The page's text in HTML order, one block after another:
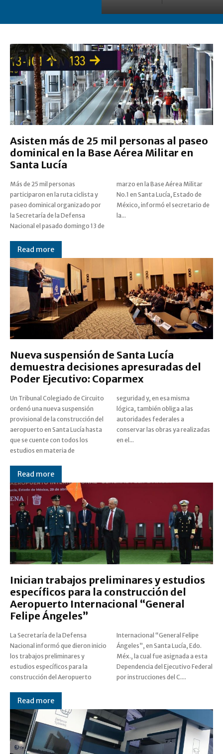
Asisten más de 25 mil personas al paseo
dominical en la Base Aérea Militar en
Santa Lucía
Más de 25 mil personas
participaron en la ruta ciclista y
paseo dominical organizado por
la Secretaría de la Defensa
Nacional el pasado domingo 13 de
marzo en la Base Aérea Militar
No.1 en Santa Lucía, Estado de
México, informó el secretario de
la...
Read more
Nueva suspensión de Santa Lucía
demuestra decisiones apresuradas del
Poder Ejecutivo: Coparmex
Un Tribunal Colegiado de Circuito
ordenó una nueva suspensión
provisional de la construcción del
aeropuerto en Santa Lucía hasta
que se cuente con todos los
estudios en materia de
seguridad y, en esa misma
lógica, también obliga a las
autoridades federales a
conservar las obras ya realizadas
en el...
Read more
Inician trabajos preliminares y estudios
específicos para la construcción del
Aeropuerto Internacional “General
Felipe Ángeles”
La Secretaría de la Defensa
Nacional informó que dieron inicio
los trabajos preliminares y
estudios específicos para la
construcción del Aeropuerto
Internacional “General Felipe
Ángeles”, en Santa Lucía, Edo.
Méx., la cual fue asignada a esta
Dependencia del Ejecutivo Federal
por instrucciones del C....
Read more